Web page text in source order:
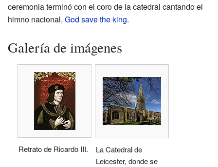
ceremonia terminó con el coro de la catedral cantando el
himno nacional, God save the king.
Galería de imágenes
Retrato de Ricardo III.
La Catedral de
Leicester, donde se